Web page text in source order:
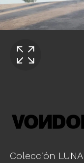
Colección